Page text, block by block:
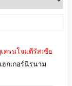
ครนโจมตีรัสเซีย
กเกอร์นิรนาม